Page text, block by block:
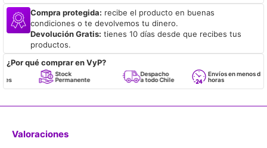
Compra protegida: recibe el producto en buenas
condiciones o te devolvemos tu dinero.
Devolución Gratis: tienes 10 días desde que recibes tus
productos.
¿Por qué comprar en VyP?
Stock
Permanente
Despacho
a todo Chile
Envíos en menos de 24
horas
Valoraciones